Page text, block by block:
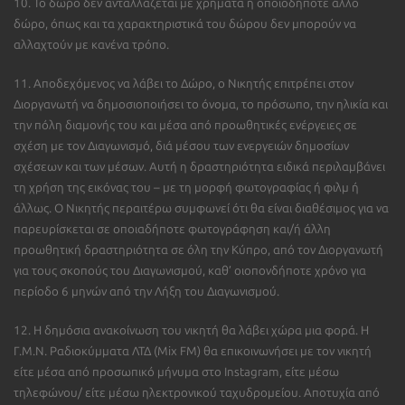
δώρο, όπως και τα χαρακτηριστικά του δώρου δεν μπορούν να
αλλαχτούν με κανένα τρόπο.
11. Αποδεχόμενος να λάβει το Δώρο, ο Νικητής επιτρέπει στον
Διοργανωτή να δημοσιοποιήσει το όνομα, το πρόσωπο, την ηλικία και
την πόλη διαμονής του και μέσα από προωθητικές ενέργειες σε
σχέση με τον Διαγωνισμό, διά μέσου των ενεργειών δημοσίων
σχέσεων και των μέσων. Αυτή η δραστηριότητα ειδικά περιλαμβάνει
τη χρήση της εικόνας του – με τη μορφή φωτογραφίας ή φιλμ ή
άλλως. Ο Νικητής περαιτέρω συμφωνεί ότι θα είναι διαθέσιμος για να
παρευρίσκεται σε οποιαδήποτε φωτογράφηση και/ή άλλη
προωθητική δραστηριότητα σε όλη την Κύπρο, από τον Διοργανωτή
για τους σκοπούς του Διαγωνισμού, καθ’ οιοπονδήποτε χρόνο για
περίοδο 6 μηνών από την Λήξη του Διαγωνισμού.
12. Η δημόσια ανακοίνωση του νικητή θα λάβει χώρα μια φορά. Η
Γ.Μ.Ν. Ραδιοκύμματα ΛΤΔ (Mix FM) θα επικοινωνήσει με τον νικητή
είτε μέσα από προσωπικό μήνυμα στο Instagram, είτε μέσω
τηλεφώνου/ είτε μέσω ηλεκτρονικού ταχυδρομείου. Αποτυχία από